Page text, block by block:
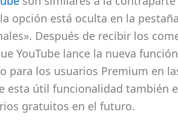
opción está oculta en la pestaña
Después de recibir los
YouTube lance la nueva
para los usuarios Premium en
esta útil funcionalidad también
gratuitos en el futuro.